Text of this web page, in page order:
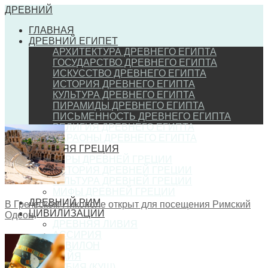
ДРЕВНИЙ
ГЛАВНАЯ
ДРЕВНИЙ ЕГИПЕТ
АРХИТЕКТУРА ДРЕВНЕГО ЕГИПТА
ГОСУДАРСТВО ДРЕВНЕГО ЕГИПТА
ИСКУССТВО ДРЕВНЕГО ЕГИПТА
ИСТОРИЯ ДРЕВНЕГО ЕГИПТА
КУЛЬТУРА ДРЕВНЕГО ЕГИПТА
ПИРАМИДЫ ДРЕВНЕГО ЕГИПТА
ПИСЬМЕННОСТЬ ДРЕВНЕГО ЕГИПТА
РЕЛИГИЯ ДРЕВНЕГО ЕГИПТА
ФАРАОНЫ ДРЕВНЕГО ЕГИПТА
ДРЕВНЯЯ ГРЕЦИЯ
ИГРЫ ДРЕВНЕЙ ГРЕЦИИ
ИСТОРИЯ ДРЕВНЕЙ ГРЕЦИИ
КУЛЬТУРА ДРЕВНЕЙ ГРЕЦИИ
ДРЕВНИЙ РИМ
ЦИВИЛИЗАЦИИ
АССИРИЯ
ВАВИЛОН
МАЙЯ
В Греческом Никополе открыт для посещения Римский
Одеон